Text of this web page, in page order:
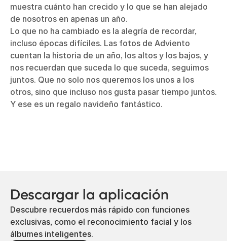
muestra cuánto han crecido y lo que se han alejado
de nosotros en apenas un año.
Lo que no ha cambiado es la alegría de recordar,
incluso épocas difíciles. Las fotos de Adviento
cuentan la historia de un año, los altos y los bajos, y
nos recuerdan que suceda lo que suceda, seguimos
juntos. Que no solo nos queremos los unos a los
otros, sino que incluso nos gusta pasar tiempo juntos.
Y ese es un regalo navideño fantástico.
Descargar la aplicación
Descubre recuerdos más rápido con funciones
exclusivas, como el reconocimiento facial y los
álbumes inteligentes.